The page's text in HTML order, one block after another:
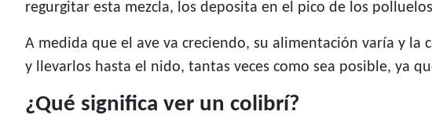
regurgitar esta mezcla, los deposita en el pico de los
A medida que el ave va creciendo, su alimentación varía y
y llevarlos hasta el nido, tantas veces como sea posible, ya
¿Qué significa ver un colibrí?